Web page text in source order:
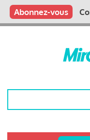
Aller
contenu
Main
Qui sommes nous ?
Vous publiez
Nous publions
Contactez-nous
Abonnez-vous